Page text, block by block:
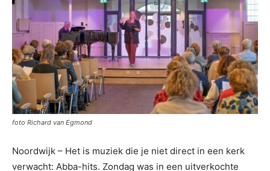
foto Richard van Egmond
Noordwijk – Het is muziek die je niet direct in een kerk
verwacht: Abba-hits. Zondag was in een uitverkochte